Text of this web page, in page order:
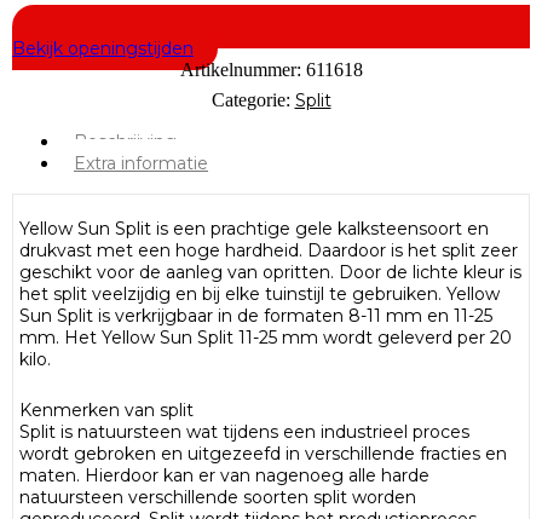
Bekijk openingstijden
Artikelnummer: 611618
Categorie: Split
Beschrijving
Extra informatie
Yellow Sun Split is een prachtige gele kalksteensoort en
drukvast met een hoge hardheid. Daardoor is het split zeer
geschikt voor de aanleg van opritten. Door de lichte kleur is
het split veelzijdig en bij elke tuinstijl te gebruiken. Yellow
Sun Split is verkrijgbaar in de formaten 8-11 mm en 11-25
mm. Het Yellow Sun Split 11-25 mm wordt geleverd per 20
kilo.
Kenmerken van split
Split is natuursteen wat tijdens een industrieel proces
wordt gebroken en uitgezeefd in verschillende fracties en
maten. Hierdoor kan er van nagenoeg alle harde
natuursteen verschillende soorten split worden